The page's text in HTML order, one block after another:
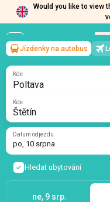
Would you like to view
Poltava→ Štětín
po, 10 srpna/1 cestující
Jízdenky na autobus
Kde
Kde
Datum odjezdu
po, 10 srpna
Hledat ubytování
ne, 9 srp.